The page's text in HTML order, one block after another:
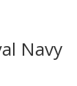
Navy